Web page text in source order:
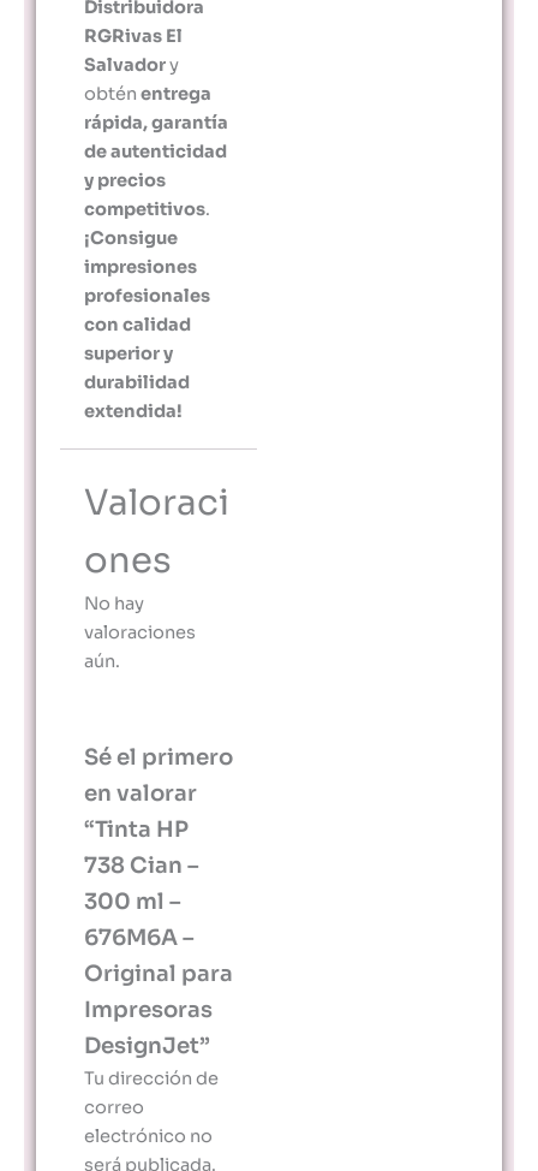
Distribuidora
RGRivas El
Salvadory
obtén entrega
rápida, garantía
de autenticidad
y precios
competitivos.
¡Consigue
impresiones
profesionales
con calidad
superior y
durabilidad
extendida!
Valoraci
ones
No hay
valoraciones
aún.
Sé el primero
en valorar
“Tinta HP
738 Cian –
300 ml –
676M6A –
Original para
Impresoras
DesignJet”
Tu dirección de
correo
electrónico no
será publicada.